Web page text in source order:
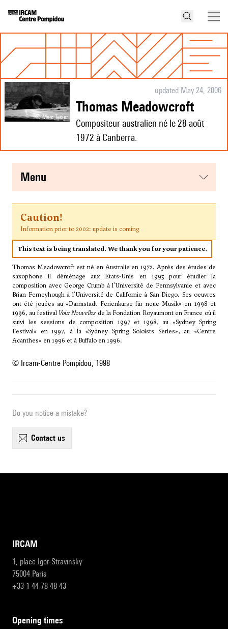
© Marc Texier
updated May 24, 2006
Thomas Meadowcroft
Compositeur australien né le 28 août
1972 à Canberra.
menu
Caution!
Information prior to 2002: update is coming
This text is being translated. We thank you for your patience.
Thomas Meadowcroft est né en Australie en 1972. Après des études de
saxophone il déménage aux Etats-Unis en 1995 pour étudier la
composition avec George Crumbà l'Université de Pennsylvanie et avec
Brian Ferneyhough à l'Université de Californie à San Diego. Ses oeuvres
ont été jouées au «Darmstadt Ferienkurse für neue Musik» en 1998 et
1996, au festival Voix Nouvelles de la Fondation Royaumont en France où il
suivi les sessions de composition 1997 et 1998, au «Sydney Spring
Festival» en 1997, à la «Sydney Spring Soloists Series», au «Centre
Acanthes» en 1996 et à Buffalo en 1996.
© Ircam-Centre Pompidou, 1998
Do you notice a mistake?
contact us
IRCAM
1, place Igor-Stravinsky
75004 Paris
+33 1 44 78 48 43
opening times